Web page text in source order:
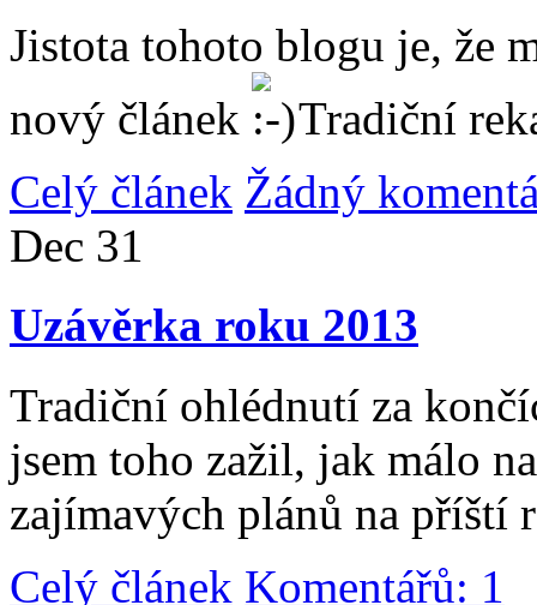
Jistota tohoto blogu je, že
nový článek
Tradiční
Celý článek Žádný
Dec 31
Uzávěrka roku 2013
Tradiční ohlédnutí za
jsem toho zažil, jak málo
zajímavých plánů na příští
Celý článek Komentářů: 1